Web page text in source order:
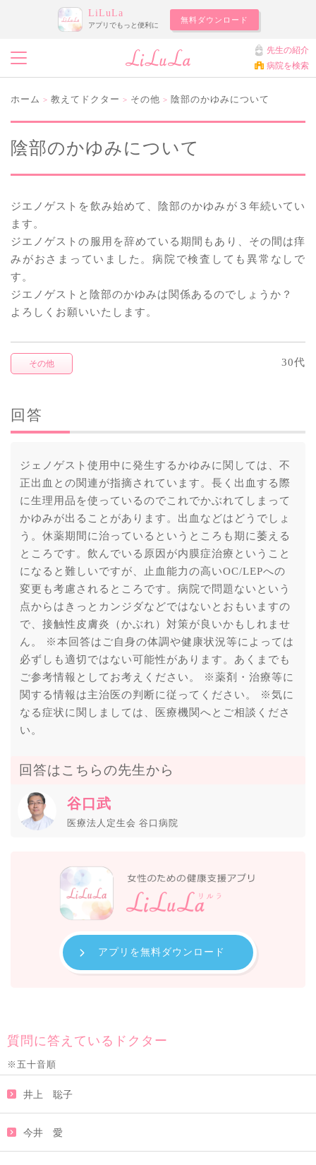
LiLuLa
アプリでもっと便利に
無料ダウンロード
先生の紹介
病院を検索
ホーム > 教えてドクター > その他 > 陰部のかゆみについて
陰部のかゆみについて
ジエノゲストを飲み始めて、陰部のかゆみが３年続いてい
ます。
ジエノゲストの服用を辞めている期間もあり、その間は痒
みがおさまっていました。病院で検査しても異常なしで
す。
ジエノゲストと陰部のかゆみは関係あるのでしょうか？
よろしくお願いいたします。
その他 30代
回答
ジェノゲスト使用中に発生するかゆみに関しては、不
正出血との関連が指摘されています。長く出血する際
に生理用品を使っているのでこれでかぶれてしまって
かゆみが出ることがあります。出血などはどうでしょ
う。休薬期間に治っているというところも期に萎える
ところです。飲んでいる原因が内膜症治療ということ
になると難しいですが、止血能力の高いOC/LEPへの
変更も考慮されるところです。病院で問題ないという
点からはきっとカンジダなどではないとおもいますの
で、接触性皮膚炎（かぶれ）対策が良いかもしれませ
ん。 ※本回答はご自身の体調や健康状況等によっては
必ずしも適切ではない可能性があります。あくまでも
ご参考情報としてお考えください。 ※薬剤・治療等に
関する情報は主治医の判断に従ってください。 ※気に
なる症状に関しましては、医療機関へとご相談くださ
い。
回答はこちらの先生から
谷口武
医療法人定生会 谷口病院
アプリを無料ダウンロード
質問に答えているドクター
※五十音順
井上 聡子
今井 愛